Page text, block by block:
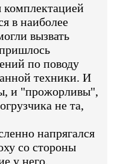
комплектацией
в наиболее
вызвать
по поводу
техники. И
и "прожорливы",
не та,
напрягался
со стороны
у него,